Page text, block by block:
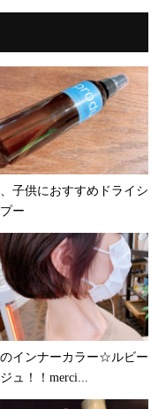
子供におすすめドライシ
ー
インナーカラー☆ルビー
ュ！！merci...